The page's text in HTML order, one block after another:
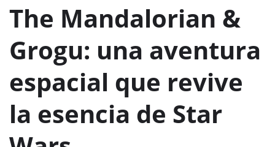
The Mandalorian &
Grogu: una aventura
espacial que revive
la esencia de Star